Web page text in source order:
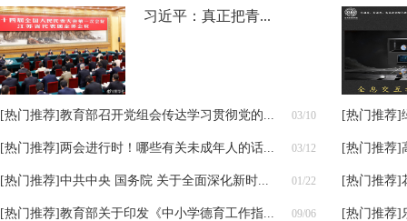
习近平：真正把青...
[热门推荐]教育部召开党组会传达学习贯彻党的... 03/10
[热门推荐] 两会进行时！哪些有关未成年人的话... 03/12
[热门推荐]中共中央 国务院 关于全面深化新时... 01/22
[热门推荐]教育部关于印发《中小学德育工作指... 09/06
[热门推荐]
[热门推荐]
[热门推荐]
[热门推荐]